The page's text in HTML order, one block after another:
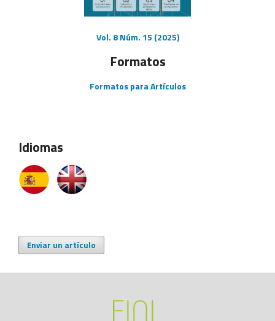
Vol. 8 Núm. 15 (2025)
Formatos
Formatos para Artículos
Idiomas
Enviar un artículo